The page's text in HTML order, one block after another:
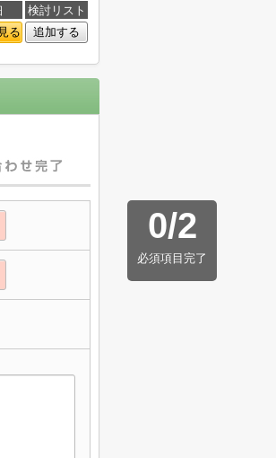
検討リスト
る 追加する
0/2
必須項目完了